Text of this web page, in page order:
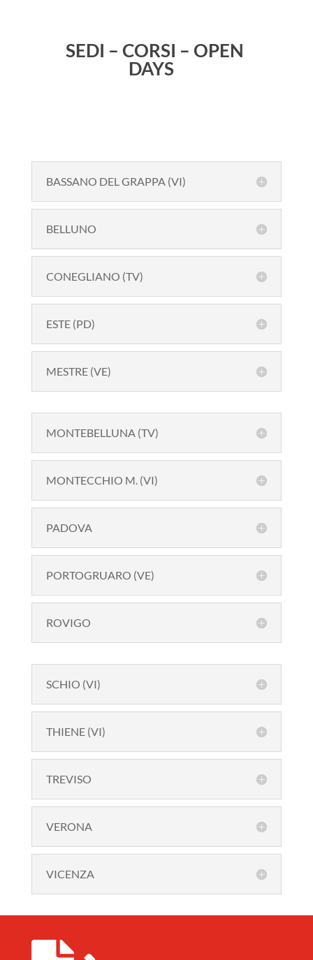
SEDI – CORSI – OPEN
DAYS
BASSANO DEL GRAPPA (VI)
BELLUNO
CONEGLIANO (TV)
ESTE (PD)
MESTRE (VE)
MONTEBELLUNA (TV)
MONTECCHIO M. (VI)
PADOVA
PORTOGRUARO (VE)
ROVIGO
SCHIO (VI)
THIENE (VI)
TREVISO
VERONA
VICENZA